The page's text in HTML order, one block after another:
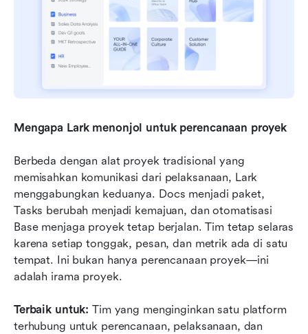
Mengapa Lark menonjol untuk perencanaan proyek
Berbeda dengan alat proyek tradisional yang
memisahkan komunikasi dari pelaksanaan, Lark
menggabungkan keduanya. Docs menjadi paket,
Tasks berubah menjadi kemajuan, dan otomatisasi
Base menjaga proyek tetap berjalan. Tim tetap selaras
karena setiap tonggak, pesan, dan metrik ada di satu
tempat. Ini bukan hanya perencanaan proyek—ini
adalah irama proyek.
Terbaik untuk: Tim yang menginginkan satu platform
terhubung untuk perencanaan, pelaksanaan, dan